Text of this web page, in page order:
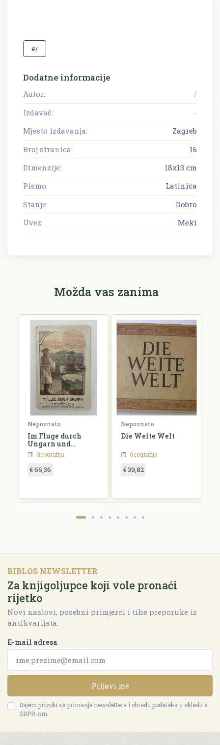
#/
Dodatne informacije
Autor:
/
Izdavač:
-
Mjesto izdavanja:
Zagreb
Broj stranica:
16
Dimenzije:
18x13 cm
Pismo:
Latinica
Stanje:
Dobro
Uvez:
Meki
Možda vas zanima
Nepoznato
Im Fluge durch
Ungarn und
Kroatien
Geografija
€ 66,36
Nepoznato
Die Weite Welt
Geografija
€ 39,82
BIBLOS NEWSLETTER
Za knjigoljupce koji vole pronaći
rijetko
Novi naslovi, posebni primjerci i tihe preporuke iz
antikvarijata.
E-mail adresa
Prijavi me
Dajem privolu za primanje newslettera i obradu podataka u skladu s
GDPR-om.